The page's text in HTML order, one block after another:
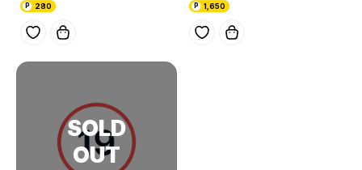
280 1,650